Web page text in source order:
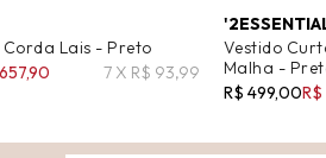
Corda Lais - Preto
7 X R$ 93,99
Vestido
Malha -
R$ 499,00